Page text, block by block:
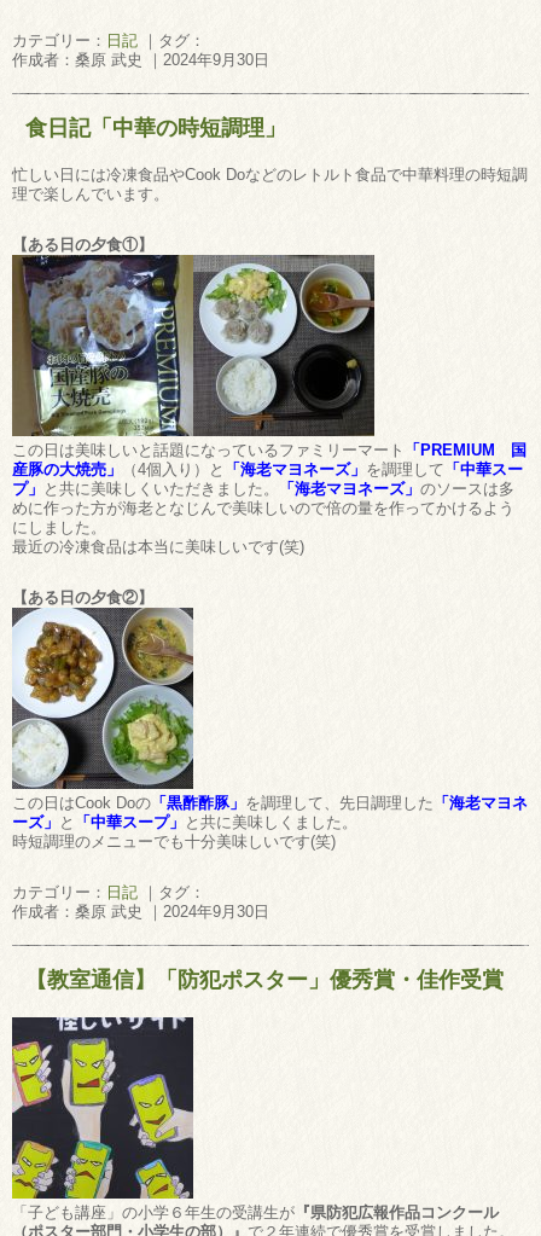
カテゴリー： 日記 ｜タグ：
作成者：桑原 武史 ｜2024年9月30日
食日記「中華の時短調理」
忙しい日には冷凍食品やCook Doなどのレトルト食品で中華料理の時短調
理で楽しんでいます。
【ある日の夕食①】
この日は美味しいと話題になっているファミリーマート
「PREMIUM 国
産豚の大焼売」
（4個入り）と 「海老マヨネーズ」 を調理して 「中華スー
プ」 と共に美味しくいただきました。 「海老マヨネーズ」 のソースは多
めに作った方が海老となじんで美味しいので倍の量を作ってかけるよう
にしました。
最近の冷凍食品は本当に美味しいです(笑)
【ある日の夕食②】
この日はCook Doの 「黒酢酢豚」 を調理して、先日調理した 「海老マヨネ
ーズ」 と 「中華スープ」 と共に美味しくました。
時短調理のメニューでも十分美味しいです(笑)
カテゴリー： 日記 ｜タグ：
作成者：桑原 武史 ｜2024年9月30日
【教室通信】「防犯ポスター」優秀賞・佳作受賞
「子ども講座」の小学６年生の受講生が 『県防犯広報作品コンクール
（ポスター部門・小学生の部）』 で２年連続で優秀賞を受賞しました。